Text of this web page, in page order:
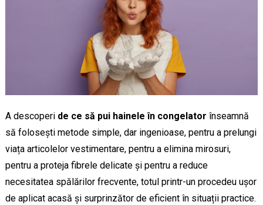
A descoperi de ce să pui hainele în congelator înseamnă
să folosești metode simple, dar ingenioase, pentru a prelungi
viața articolelor vestimentare, pentru a elimina mirosuri,
pentru a proteja fibrele delicate și pentru a reduce
necesitatea spălărilor frecvente, totul printr-un procedeu ușor
de aplicat acasă și surprinzător de eficient în situații practice.